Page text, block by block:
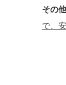
その他
で、